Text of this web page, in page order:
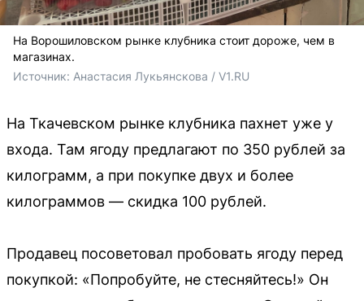
На Ворошиловском рынке клубника стоит дороже, чем в
магазинах.
Источник: Анастасия Лукьянскова / V1.RU
На Ткачевском рынке клубника пахнет уже у
входа. Там ягоду предлагают по 350 рублей за
килограмм, а при покупке двух и более
килограммов — скидка 100 рублей.
Продавец посоветовал пробовать ягоду перед
покупкой: «Попробуйте, не стесняйтесь!» Он